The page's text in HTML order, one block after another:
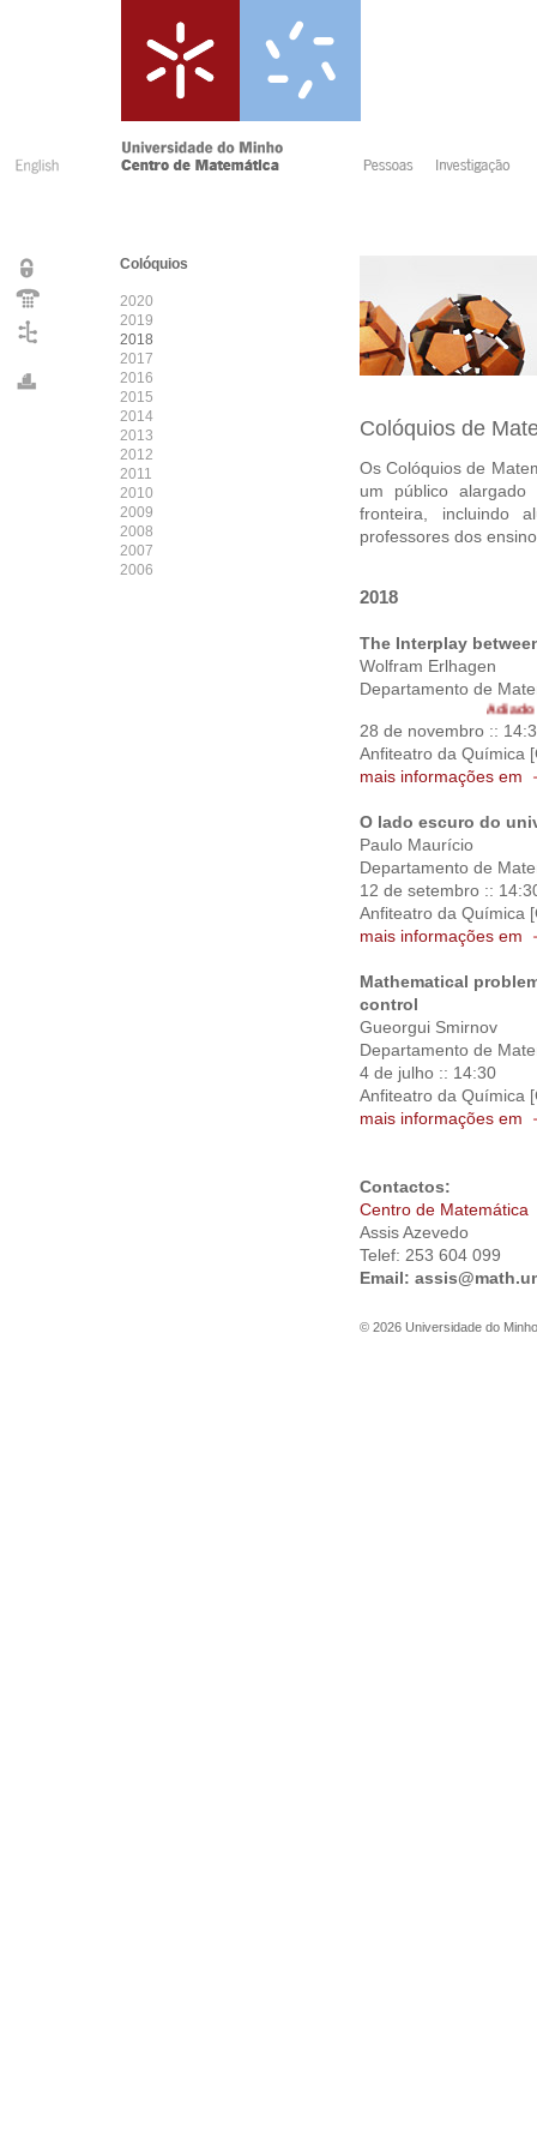
Colóquios
2020
2019
2018
2017
2016
2015
2014
2013
2012
2011
2010
2009
2008
2007
2006
Colóquios de
Os Colóquios de
um público
fronteira, incluindo
professores dos
2018
The Interplay
Wolfram Erlhagen
Departamento de
Adiado
28 de novembro ::
Anfiteatro da Química
mais informações em
O lado escuro do
Paulo Maurício
Departamento de
12 de setembro ::
Anfiteatro da Química
mais informações em
Mathematical
control
Gueorgui Smirnov
Departamento de
4 de julho :: 14:30
Anfiteatro da Química
mais informações em
Contactos:
Centro de Matemática
Assis Azevedo
Telef: 253 604 099
Email:
© 2026 Universidade do Minho